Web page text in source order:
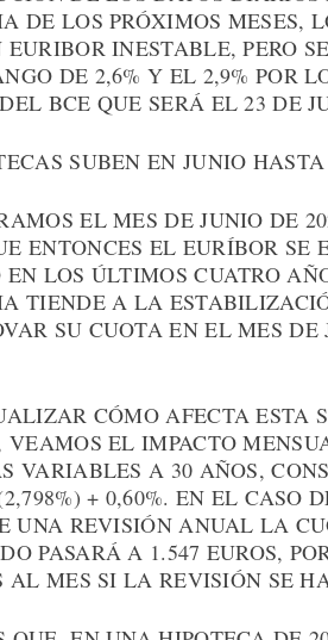
DE LOS PRÓXIMOS MESES,
EURIBOR INESTABLE, PERO
DE 2,6% Y EL 2,9% POR
BCE QUE SERÁ EL 23 DE
SUBEN EN JUNIO
EL MES DE JUNIO DE
ENTONCES EL EURÍBOR
LOS ÚLTIMOS CUATRO
TIENDE A LA
SU CUOTA EN EL MES
CÓMO AFECTA ESTA
EL IMPACTO
VARIABLES A 30 AÑOS,
+ 0,60%. EN EL CASO
UNA REVISIÓN ANUAL LA
PASARÁ A 1.547 EUROS,
AL MES SI LA REVISIÓN SE